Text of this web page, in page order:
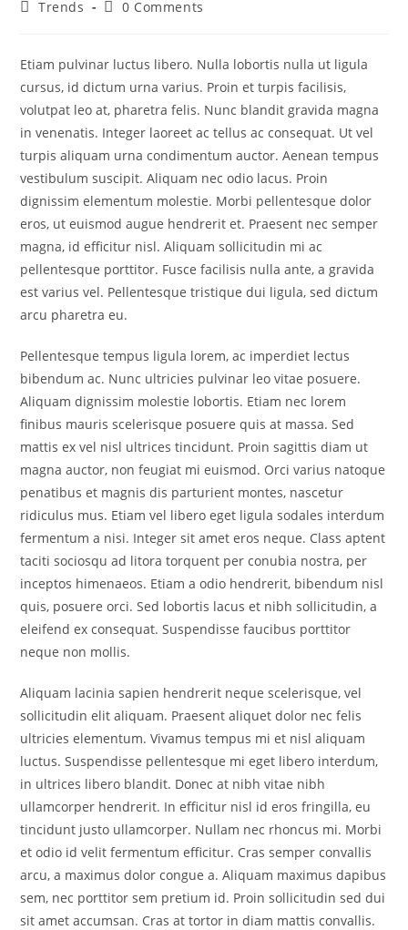
PostTrends
Post0 Comments
Etiam pulvinar luctus libero. Nulla lobortis nulla ut ligula
cursus, id dictum urna varius. Proin et turpis facilisis,
volutpat leo at, pharetra felis. Nunc blandit gravida magna
in venenatis. Integer laoreet ac tellus ac consequat. Ut vel
turpis aliquam urna condimentum auctor. Aenean tempus
vestibulum suscipit. Aliquam nec odio lacus. Proin
dignissim elementum molestie. Morbi pellentesque dolor
eros, ut euismod augue hendrerit et. Praesent nec semper
magna, id efficitur nisl. Aliquam sollicitudin mi ac
pellentesque porttitor. Fusce facilisis nulla ante, a gravida
est varius vel. Pellentesque tristique dui ligula, sed dictum
arcu pharetra eu.
Pellentesque tempus ligula lorem, ac imperdiet lectus
bibendum ac. Nunc ultricies pulvinar leo vitae posuere.
Aliquam dignissim molestie lobortis. Etiam nec lorem
finibus mauris scelerisque posuere quis at massa. Sed
mattis ex vel nisl ultrices tincidunt. Proin sagittis diam ut
magna auctor, non feugiat mi euismod. Orci varius natoque
penatibus et magnis dis parturient montes, nascetur
ridiculus mus. Etiam vel libero eget ligula sodales interdum
fermentum a nisi. Integer sit amet eros neque. Class aptent
taciti sociosqu ad litora torquent per conubia nostra, per
inceptos himenaeos. Etiam a odio hendrerit, bibendum nisl
quis, posuere orci. Sed lobortis lacus et nibh sollicitudin, a
eleifend ex consequat. Suspendisse faucibus porttitor
neque non mollis.
Aliquam lacinia sapien hendrerit neque scelerisque, vel
sollicitudin elit aliquam. Praesent aliquet dolor nec felis
ultricies elementum. Vivamus tempus mi et nisl aliquam
luctus. Suspendisse pellentesque mi eget libero interdum,
in ultrices libero blandit. Donec at nibh vitae nibh
ullamcorper hendrerit. In efficitur nisl id eros fringilla, eu
tincidunt justo ullamcorper. Nullam nec rhoncus mi. Morbi
et odio id velit fermentum efficitur. Cras semper convallis
arcu, a maximus dolor congue a. Aliquam maximus dapibus
sem, nec porttitor sem pretium id. Proin sollicitudin sed dui
sit amet accumsan. Cras at tortor in diam mattis convallis.